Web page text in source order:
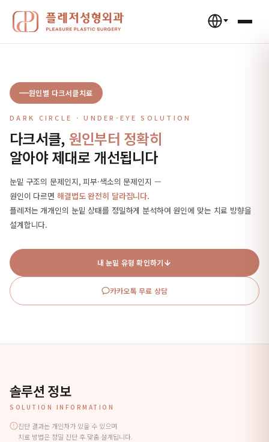
원인별 다크서클치료
DARK CIRCLE · UNDER-EYE SOLUTION
다크서클, 원인부터 정확히
알아야 제대로 개선됩니다
눈밑 구조의 문제인지, 피부·색소의 문제인지 —
원인이 다르면 해결법도 완전히 달라집니다.
플레저는 개개인의 눈밑 상태를 정밀하게 분석하여 원인에 맞는 치료 방향을
설계합니다.
내 눈밑 유형 확인하기
카카오톡 무료 상담
솔루션 정보
SOLUTION INFORMATION
진단 결과는 개인차가 있을 수 있으며
치료 방법은 정밀 진단 후 맞춤 설계됩니다.